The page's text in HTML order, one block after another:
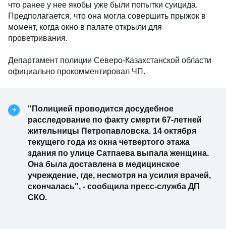
что ранее у нее якобы уже были попытки суицида.
Предполагается, что она могла совершить прыжок в
момент, когда окно в палате открыли для
проветривания.
Департамент полиции Северо-Казахстанской области
официально прокомментировал ЧП.
"Полицией проводится досудебное
расследование по факту смерти 67-летней
жительницы Петропавловска. 14 октября
текущего года из окна четвертого этажа
здания по улице Сатпаева выпала женщина.
Она была доставлена в медицинское
учреждение, где, несмотря на усилия врачей,
скончалась", - сообщила пресс-служба ДП
СКО.